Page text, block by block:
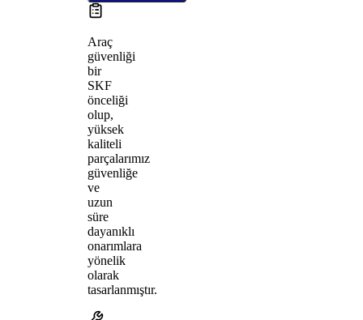
Araç
güvenliği
bir
SKF
önceliği
olup,
yüksek
kaliteli
parçalarımız
güvenliğe
ve
uzun
süre
dayanıklı
onarımlara
yönelik
olarak
tasarlanmıştır.